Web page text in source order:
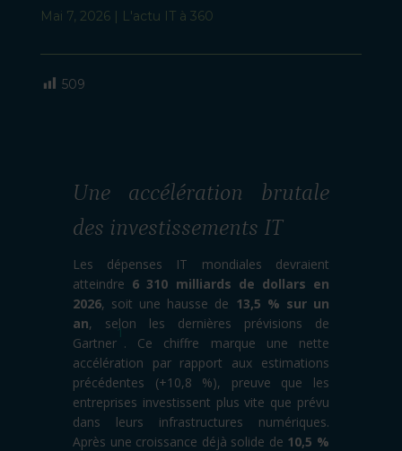
Mai 7, 2026| L'actu IT à 360
509
Une accélération brutale
des investissements IT
Les dépenses IT mondiales devraient
atteindre 6 310 milliards de dollars en
2026, soit une hausse de 13,5 % sur un
an, selon les dernières prévisions de
Gartner
1
. Ce chiffre marque une nette
accélération par rapport aux estimations
précédentes (+10,8 %), preuve que les
entreprises investissent plus vite que prévu
dans leurs infrastructures numériques.
Après une croissance déjà solide de 10,5 %